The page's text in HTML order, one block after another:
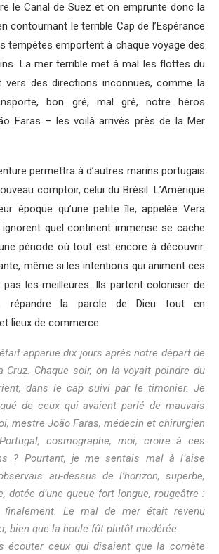
le Canal de Suez et on emprunte donc la
contournant le terrible Cap de l’Espérance
tempêtes emportent à chaque voyage des
La mer terrible met à mal les flottes du
vers des directions inconnues, comme la
bon gré, mal gré, notre héros
Faras – les voilà arrivés près de la Mer
permettra à d’autres marins portugais
comptoir, celui du Brésil. L’Amérique
époque qu’une petite île, appelée Vera
quel continent immense se cache
période où tout est encore à découvrir.
même si les intentions qui animent ces
les meilleures. Ils partent coloniser de
répandre la parole de Dieu tout en
lieux de commerce.
apparue dix jours après notre départ de
Cruz. Chaque soir, on la voyait poindre du
dans le cap suivi par le timonier. Je
de ceux qui avaient parlé de mauvais
mestre João Faras, médecin et chirurgien
cosmographe, moi, croire à ces
? Pourtant, je me sentais mal à l’aise
au-dessus de l’horizon, superbe,
dotée d’une queue fort longue, rougeâtre :
finalement. Le mal de mer était revenu
bien que la houle fût plutôt modérée.
écouter ceux qui disaient que la comète